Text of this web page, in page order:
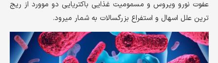
عفوت نورو ویروس و مسمومیت غذایی باکتریایی دو موورد از ریج
ترین علل اسهال و استفراع بزرگسالات به شمار میرود.